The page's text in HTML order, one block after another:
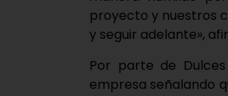
proyecto y nuestros
y seguir adelante»,
Por parte de
empresa señalando